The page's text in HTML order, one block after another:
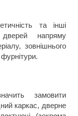
та інші
дверей напряму
зовнішнього
замовити
каркас, дверне